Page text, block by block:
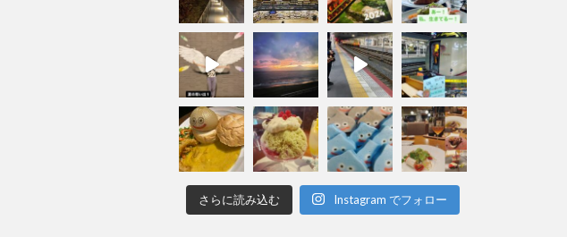
さらに読み込む Instagram でフォロー